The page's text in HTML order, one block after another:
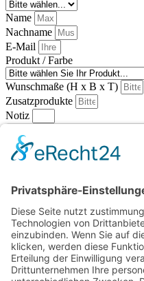
Name
Nachname
E-Mail
Produkt / Farbe
Wunschmaße (H x B x T)
Zusatzprodukte
Notiz
Wir beraten Sie gerne
Bitte verfassen Sie Ihr
relevanten Informationen…